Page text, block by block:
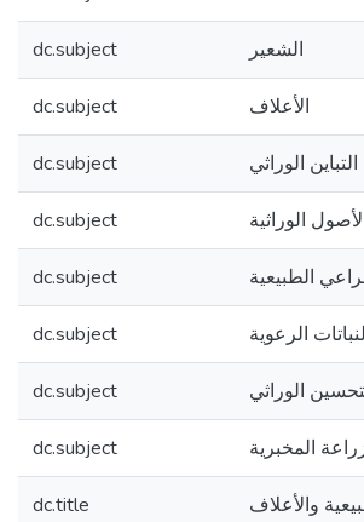
dc.subject الشعير
dc.subject الأعلاف
dc.subject التباين الوراثي
dc.subject الوراثية
dc.subject الطبيعية
dc.subject الرعوية
dc.subject الوراثي
dc.subject المخبرية
dc.title والأعلاف